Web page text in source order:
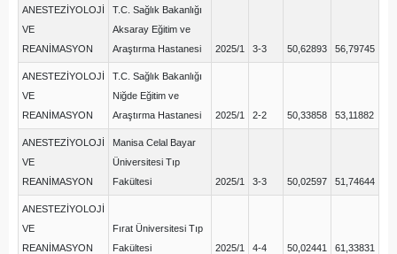
ANESTEZİYOLOJİ
VE
REANİMASYON
T.C. Sağlık Bakanlığı
Aksaray Eğitim ve
Araştırma Hastanesi
2025/1 3-3 50,62893 56,79745
ANESTEZİYOLOJİ
VE
REANİMASYON
T.C. Sağlık Bakanlığı
Niğde Eğitim ve
Araştırma Hastanesi
2025/1 2-2 50,33858 53,11882
ANESTEZİYOLOJİ
VE
REANİMASYON
Manisa Celal Bayar
Üniversitesi Tıp
Fakültesi
2025/1 3-3 50,02597 51,74644
ANESTEZİYOLOJİ
VE
REANİMASYON
Fırat Üniversitesi Tıp
Fakültesi
2025/1 4-4 50,02441 61,33831